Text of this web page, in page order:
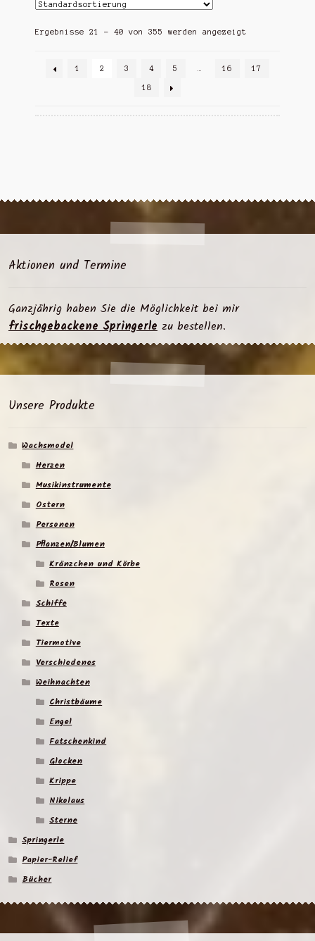
Ergebnisse 21 – 40 von 355 werden angezeigt
1 2 3 4 5 … 16 17
18
Aktionen und Termine
Ganzjährig haben Sie die Möglichkeit bei mir
frischgebackene Springerlezu bestellen.
Unsere Produkte
Wachsmodel
Herzen
Musikinstrumente
Ostern
Personen
Pflanzen/Blumen
Kränzchen und Körbe
Rosen
Schiffe
Texte
Tiermotive
Verschiedenes
Weihnachten
Christbäume
Engel
Fatschenkind
Glocken
Krippe
Nikolaus
Sterne
Springerle
Papier-Relief
Bücher